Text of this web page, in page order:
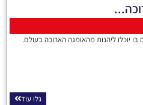
יוכלו ליהנות מהאומגה הארוכה בעולם.
גלו עוד